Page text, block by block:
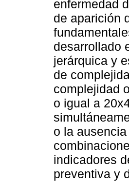
enfermedad
de aparición
desarrollado
jerárquica y
de
complejidad
o igual a
o la
indicadores
preventiva y